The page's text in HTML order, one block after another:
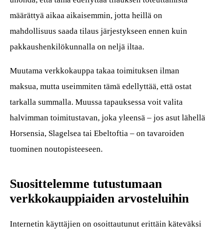
määrättyä aikaa aikaisemmin, jotta heillä on
mahdollisuus saada tilaus järjestykseen ennen kuin
pakkaushenkilökunnalla on neljä iltaa.
Muutama verkkokauppa takaa toimituksen ilman
maksua, mutta useimmiten tämä edellyttää, että ostat
tarkalla summalla. Muussa tapauksessa voit valita
halvimman toimitustavan, joka yleensä – jos asut lähellä
Horsensia, Slagelsea tai Ebeltoftia – on tavaroiden
tuominen noutopisteeseen.
Suosittelemme tutustumaan
verkkokauppiaiden arvosteluihin
Internetin käyttäjien on osoittautunut erittäin käteväksi